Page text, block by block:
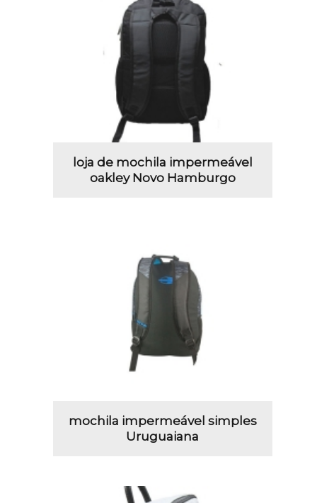
loja de mochila impermeável
oakley Novo Hamburgo
mochila impermeável simples
Uruguaiana